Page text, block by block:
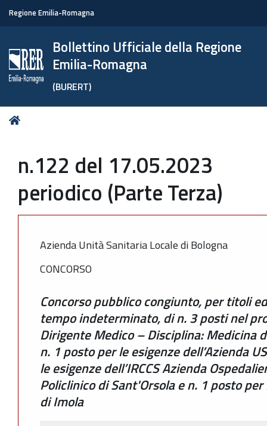
Regione Emilia-Romagna
Bollettino Ufficiale della Regione
Emilia-Romagna
(BURERT)
Tu
n.122 del 17.05.2023
periodico (Parte Terza)
Azienda Unità Sanitaria Locale di Bologna
CONCORSO
Concorso pubblico congiunto, per titoli
tempo indeterminato, di n. 3 posti nel
Dirigente Medico – Disciplina: Medicina
n. 1 posto per le esigenze dell’Azienda
le esigenze dell’IRCCS Azienda
Policlinico di Sant'Orsola e n. 1 posto per
di Imola